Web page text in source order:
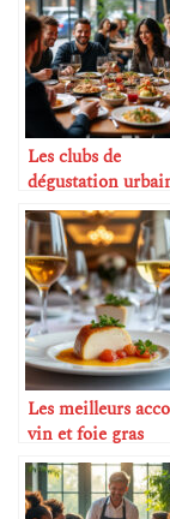
Les clubs de
dégustation
Les meilleurs
vin et foie gras